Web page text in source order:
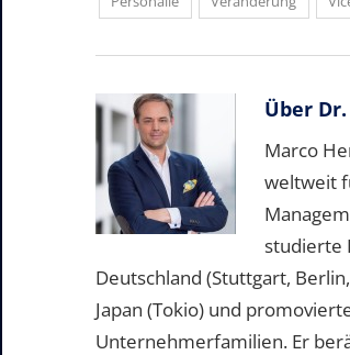
Über
Marco
weltweit
studierte
Deutschland (Stuttgart,
Japan (Tokio) und
Unternehmerfamilien. Er